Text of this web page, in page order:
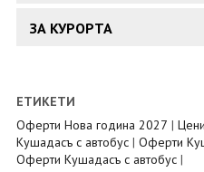
ЗА КУРОРТА
ЕТИКЕТИ
Оферти Нова година 2027 |
Кушадасъ с автобус | Оферти
Оферти Кушадасъ с автобус |